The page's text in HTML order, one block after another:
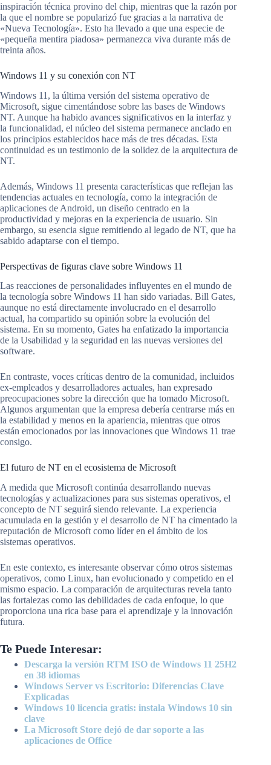
inspiración técnica provino del chip, mientras que la razón por
la que el nombre se popularizó fue gracias a la narrativa de
«Nueva Tecnología». Esto ha llevado a que una especie de
«pequeña mentira piadosa» permanezca viva durante más de
treinta años.
Windows 11 y su conexión con NT
Windows 11, la última versión del sistema operativo de
Microsoft, sigue cimentándose sobre las bases de Windows
NT. Aunque ha habido avances significativos en la interfaz y
la funcionalidad, el núcleo del sistema permanece anclado en
los principios establecidos hace más de tres décadas. Esta
continuidad es un testimonio de la solidez de la arquitectura de
NT.
Además, Windows 11 presenta características que reflejan las
tendencias actuales en tecnología, como la integración de
aplicaciones de Android, un diseño centrado en la
productividad y mejoras en la experiencia de usuario. Sin
embargo, su esencia sigue remitiendo al legado de NT, que ha
sabido adaptarse con el tiempo.
Perspectivas de figuras clave sobre Windows 11
Las reacciones de personalidades influyentes en el mundo de
la tecnología sobre Windows 11 han sido variadas. Bill Gates,
aunque no está directamente involucrado en el desarrollo
actual, ha compartido su opinión sobre la evolución del
sistema. En su momento, Gates ha enfatizado la importancia
de la Usabilidad y la seguridad en las nuevas versiones del
software.
En contraste, voces críticas dentro de la comunidad, incluidos
ex-empleados y desarrolladores actuales, han expresado
preocupaciones sobre la dirección que ha tomado Microsoft.
Algunos argumentan que la empresa debería centrarse más en
la estabilidad y menos en la apariencia, mientras que otros
están emocionados por las innovaciones que Windows 11 trae
consigo.
El futuro de NT en el ecosistema de Microsoft
A medida que Microsoft continúa desarrollando nuevas
tecnologías y actualizaciones para sus sistemas operativos, el
concepto de NT seguirá siendo relevante. La experiencia
acumulada en la gestión y el desarrollo de NT ha cimentado la
reputación de Microsoft como líder en el ámbito de los
sistemas operativos.
En este contexto, es interesante observar cómo otros sistemas
operativos, como Linux, han evolucionado y competido en el
mismo espacio. La comparación de arquitecturas revela tanto
las fortalezas como las debilidades de cada enfoque, lo que
proporciona una rica base para el aprendizaje y la innovación
futura.
Te Puede Interesar:
Descarga la versión RTM ISO de Windows 11 25H2
en 38 idiomas
Windows Server vs Escritorio: Diferencias Clave
Explicadas
Windows 10 licencia gratis: instala Windows 10 sin
clave
La Microsoft Store dejó de dar soporte a las
aplicaciones de Office